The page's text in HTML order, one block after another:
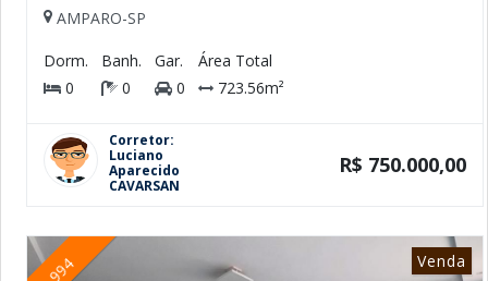
AMPARO-SP
Dorm.
0
Banh.
0
Gar.
0
Área Total
723.56m²
Corretor:
Luciano
Aparecido
CAVARSAN
R$ 750.000,00
994 Venda